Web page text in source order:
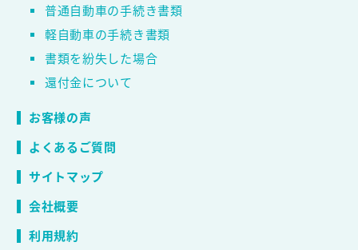
普通自動車の手続き書類
軽自動車の手続き書類
書類を紛失した場合
還付金について
お客様の声
よくあるご質問
サイトマップ
会社概要
利用規約